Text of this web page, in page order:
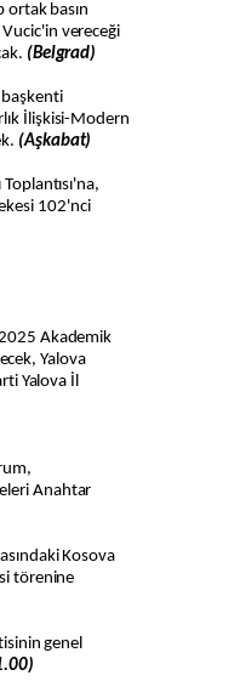
ortak basın
vereceği
(Belgrad)
İlişkisi-Modern
(Aşkabat)
102'nci
Akademik
Yalova
Yalova İl
Anahtar
Kosova
törenine
genel